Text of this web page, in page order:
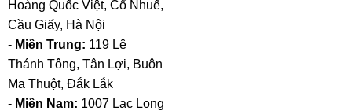
Hoàng Quốc Việt, Cổ Nhuế,
Cầu Giấy, Hà Nội
- Miền Trung: 119 Lê
Thánh Tông, Tân Lợi, Buôn
Ma Thuột, Đắk Lắk
- Miền Nam: 1007 Lạc Long